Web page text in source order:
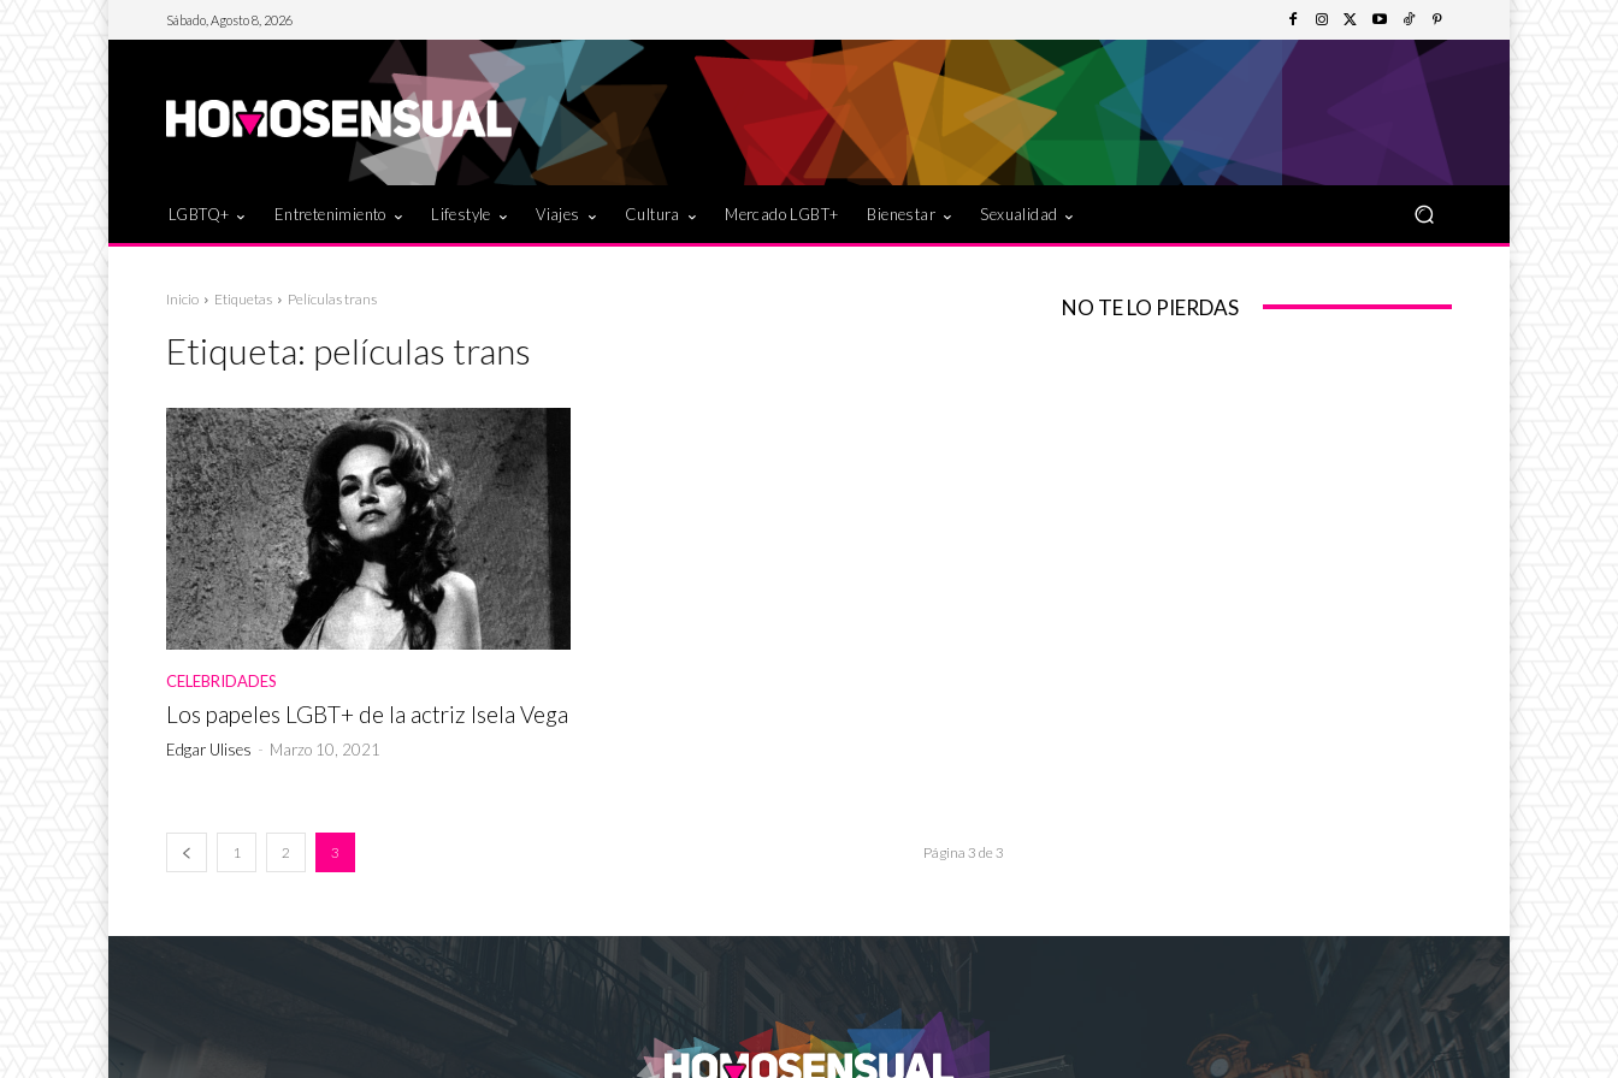
Sábado, Agosto 8, 2026
LGBTQ+ Entretenimiento Lifestyle Viajes Cultura Mercado LGBT+ Bienestar Sexualidad
Inicio Etiquetas Películas trans
Etiqueta: películas trans
CELEBRIDADES
Los papeles LGBT+ de la actriz Isela Vega
Edgar Ulises - Marzo 10, 2021
1 2 3 Página 3 de 3
NO TE LO PIERDAS